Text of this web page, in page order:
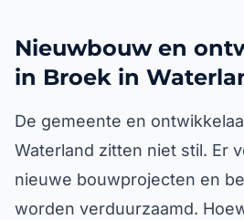
Nieuwbouw en
in Broek in
De gemeente en
Waterland zitten niet stil. Er
nieuwe bouwprojecten en
worden verduurzaamd.